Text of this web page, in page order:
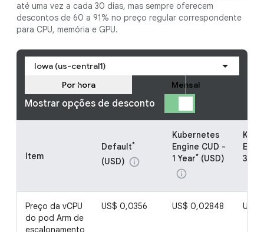
até uma vez a cada 30 dias, mas sempre oferecem
descontos de 60 a 91% no preço regular correspondente
para CPU, memória e GPU.
Iowa (us-central1)
Mostrar opções de desconto
Por hora Mensal
Item
Default*
(USD) info
Kubernetes
Engine CUD -
1 Year* (USD)
info
3
Preço da vCPU
do pod Arm de
escalonamento
US$ 0,0356 US$ 0,02848 US$